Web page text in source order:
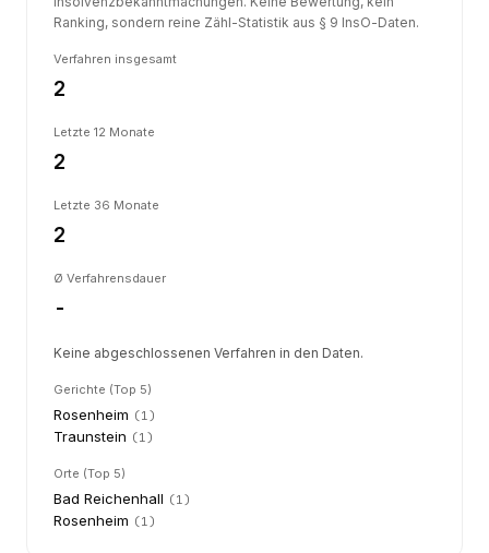
Ranking, sondern reine Zähl-Statistik aus § 9 InsO-Daten.
Verfahren insgesamt
2
Letzte 12 Monate
2
Letzte 36 Monate
2
Ø Verfahrensdauer
-
Keine abgeschlossenen Verfahren in den Daten.
Gerichte (Top 5)
Rosenheim (1)
Traunstein (1)
Orte (Top 5)
Bad Reichenhall (1)
Rosenheim (1)